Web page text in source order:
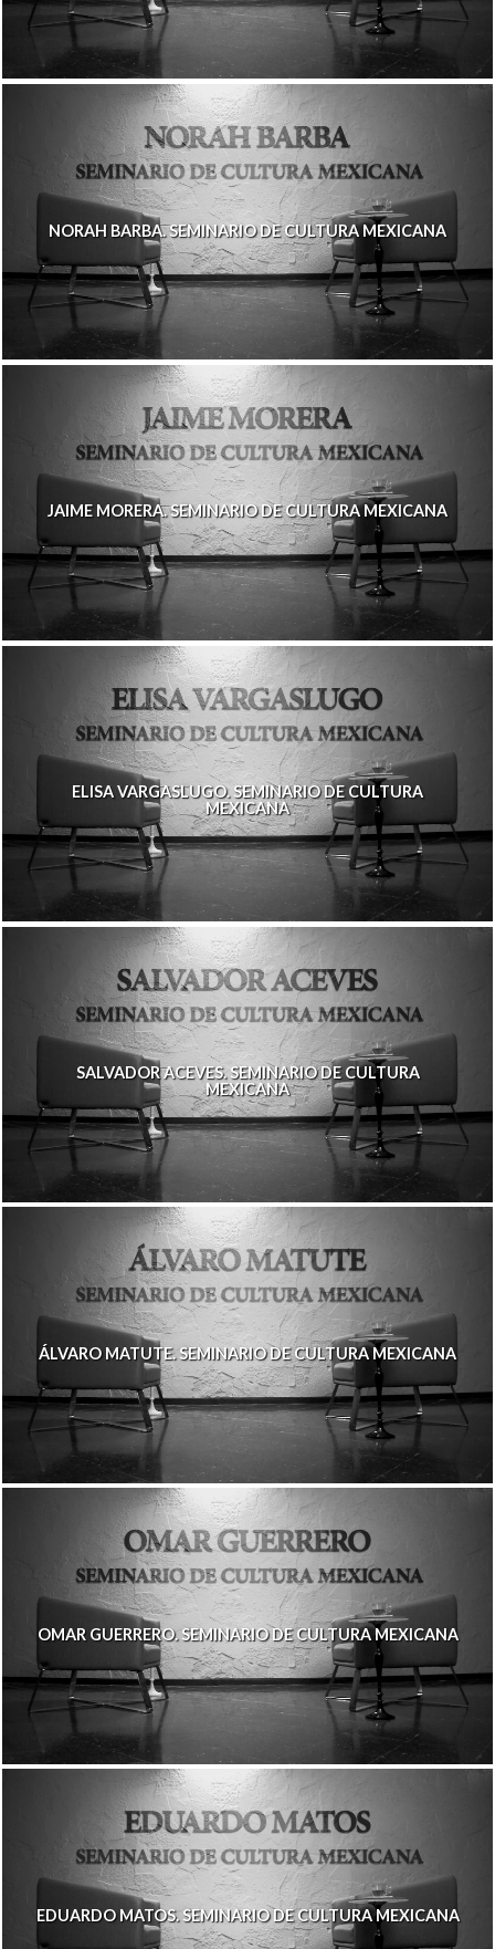
NORAH BARBA. SEMINARIO DE CULTURA MEXICANA
JAIME MORERA. SEMINARIO DE CULTURA MEXICANA
ELISA VARGASLUGO. SEMINARIO DE CULTURA
MEXICANA
SALVADOR ACEVES. SEMINARIO DE CULTURA
MEXICANA
ÁLVARO MATUTE. SEMINARIO DE CULTURA MEXICANA
OMAR GUERRERO. SEMINARIO DE CULTURA MEXICANA
EDUARDO MATOS. SEMINARIO DE CULTURA MEXICANA